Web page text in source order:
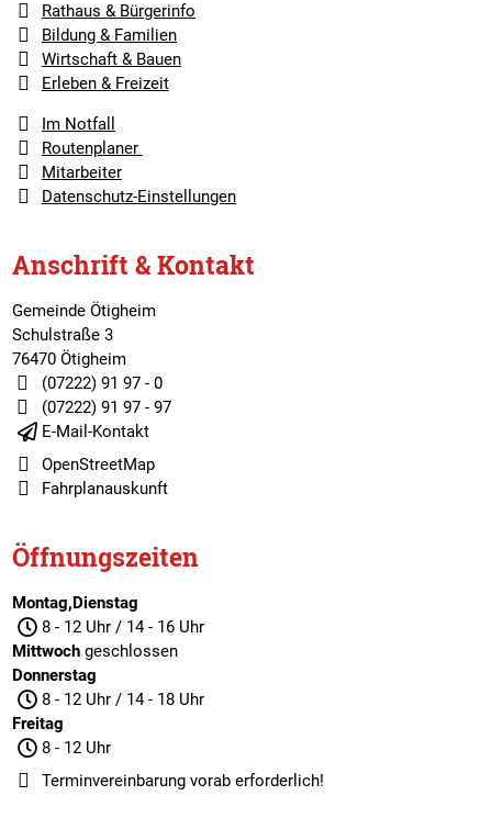
Rathaus & Bürgerinfo
Bildung & Familien
Wirtschaft & Bauen
Erleben & Freizeit
Im Notfall
Routenplaner
Mitarbeiter
Datenschutz-Einstellungen
Anschrift & Kontakt
Gemeinde Ötigheim
Schulstraße 3
76470 Ötigheim
(07222) 91 97 - 0
(07222) 91 97 - 97
E-Mail-Kontakt
OpenStreetMap
Fahrplanauskunft
Öffnungszeiten
Montag,Dienstag
8 - 12 Uhr / 14 - 16 Uhr
Mittwochgeschlossen
Donnerstag
8 - 12 Uhr / 14 - 18 Uhr
Freitag
8 - 12 Uhr
Terminvereinbarungvorab erforderlich!